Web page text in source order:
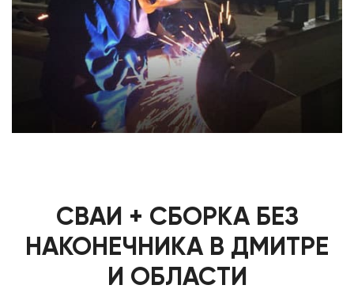
СВАИ + СБОРКА БЕЗ
НАКОНЕЧНИКА В ДМИТРЕ
И ОБЛАСТИ